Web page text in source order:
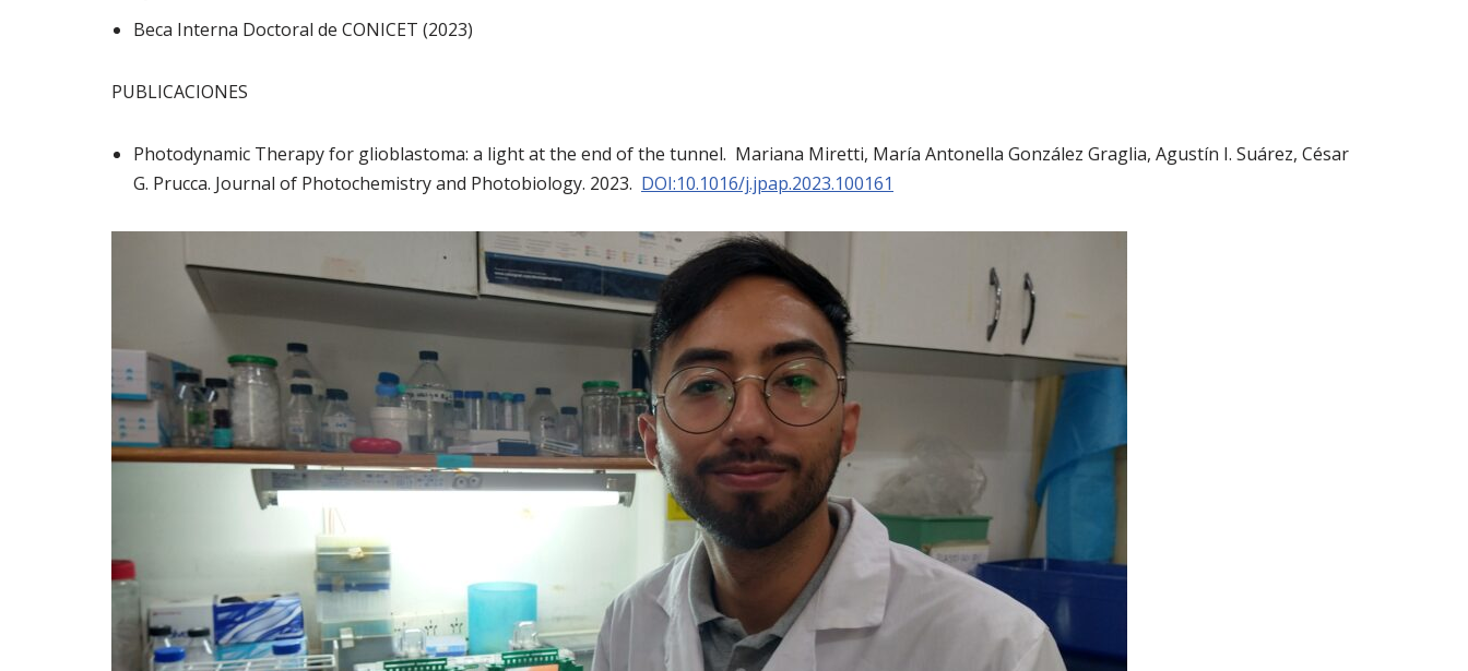
Beca Interna Doctoral de CONICET (2023)
PUBLICACIONES
Photodynamic Therapy for glioblastoma: a light at the end of the tunnel. Mariana Miretti, María Antonella González Graglia, Agustín I. Suárez, César
G. Prucca. Journal of Photochemistry and Photobiology. 2023. DOI:10.1016/j.jpap.2023.100161